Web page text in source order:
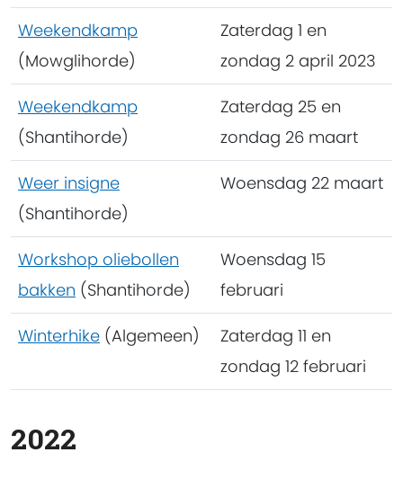
Weekendkamp
(Mowglihorde)
Zaterdag 1 en
zondag 2 april 2023
Weekendkamp
(Shantihorde)
Zaterdag 25 en
zondag 26 maart
Weer insigne
(Shantihorde)
Woensdag 22 maart
Workshop oliebollen
bakken (Shantihorde)
Woensdag 15
februari
Winterhike (Algemeen)
Zaterdag 11 en
zondag 12 februari
2022